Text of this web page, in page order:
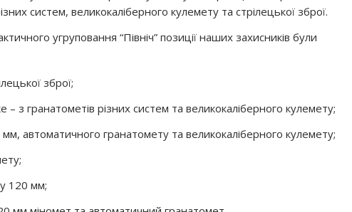
систем, великокаліберного кулемету та стрілецької зброї.
угруповання “Північ” позиції наших захисників були
зброї;
з гранатометів різних систем та великокаліберного кулемету;
автоматичного гранатомету та великокаліберного кулемету;
120 мм;